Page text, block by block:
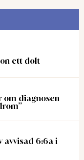
ett dolt
om diagnosen
avvisad 6:6a i